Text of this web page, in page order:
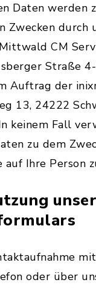
Daten werden
Zwecken durch
CM
Straße
Auftrag der
13, 24222
keinem Fall
zu dem
auf Ihre Person
oder über